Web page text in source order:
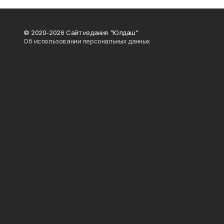
© 2020-2026 Сайт издания "Юлдаш"
Об использовании персональных данных